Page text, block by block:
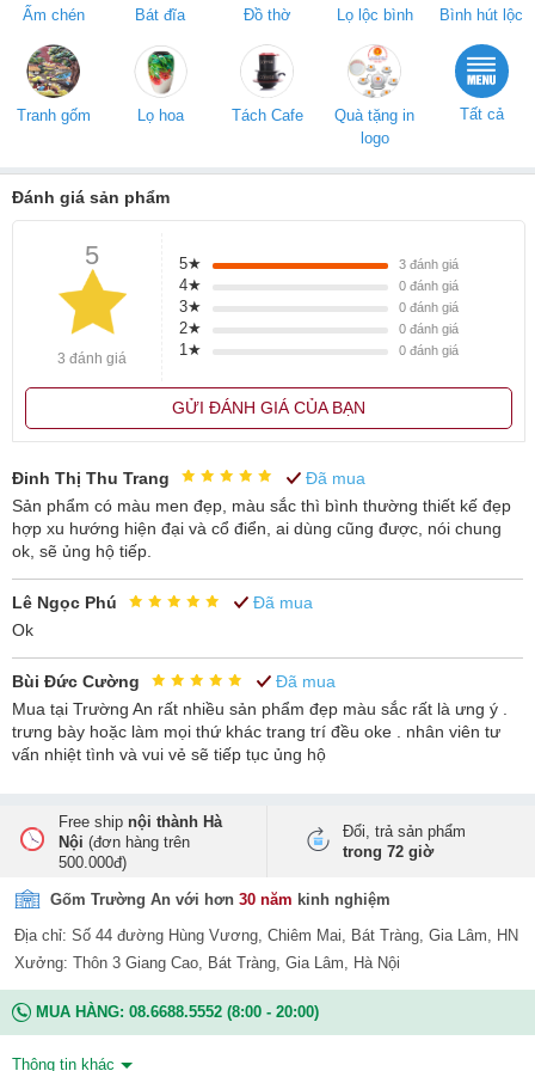
đem lại ưu điểm cho chất men bóng với đặc tính không bám bụi,
bám nước chè, dễ dàng khi vệ sinh, lau rửa.
Ấm chén Bát Tràng in logo làm quà tặng hàng mẫu 06 là sản phẩm
ấm chén với chất lượng cao, bền đẹp rất phù hợp là món quà tặng,
quà biếu đến người thân, bạn bè, đồng nghiệp…
Ấm chén Bát đĩa Đồ thờ Lọ lộc bình Bình hút lộc
Tranh gốm Lọ hoa Tách Cafe
Quà tặng in
logo
Tất cả
Đánh giá sản phẩm
5
3 đánh giá
5★ 3đánh giá
4★ 0đánh giá
3★ 0đánh giá
2★ 0đánh giá
1★ 0đánh giá
GỬI ĐÁNH GIÁ CỦA BẠN
Đinh Thị Thu Trang
Đã mua
Sản phẩm có màu men đẹp, màu sắc thì bình thường thiết kế đẹp
hợp xu hướng hiện đại và cổ điển, ai dùng cũng được, nói chung
ok, sẽ ủng hộ tiếp.
Lê Ngọc Phú
Đã mua
Ok
Bùi Đức Cường
Đã mua
Mua tại Trường An rất nhiều sản phẩm đẹp màu sắc rất là ưng ý .
trưng bày hoặc làm mọi thứ khác trang trí đều oke . nhân viên tư
vấn nhiệt tình và vui vẻ sẽ tiếp tục ủng hộ
Free ship nội thành Hà
Nội (đơn hàng trên
500.000đ)
Đổi, trả sản phẩm
trong 72 giờ
Gốm Trường An với hơn 30 năm kinh nghiệm
Địa chỉ: Số 44 đường Hùng Vương, Chiêm Mai, Bát Tràng, Gia Lâm, HN
Xưởng: Thôn 3 Giang Cao, Bát Tràng, Gia Lâm, Hà Nội
MUA HÀNG: 08.6688.5552 (8:00 - 20:00)
Thông tin khác